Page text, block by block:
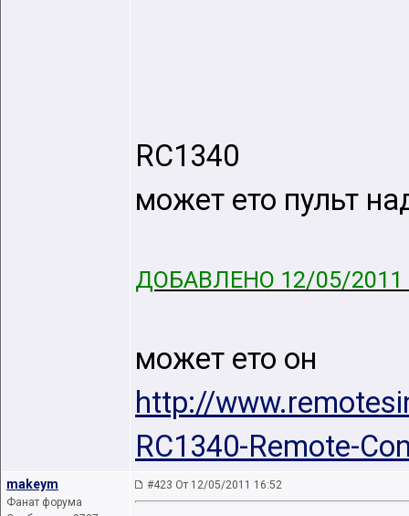
RC1340
может ето пульт
ДОБАВЛЕНО 12/05/2011
может ето он
http://
RC1340-Remote-
makeym
Фанат форума
#423 От 12/05/2011 16:52